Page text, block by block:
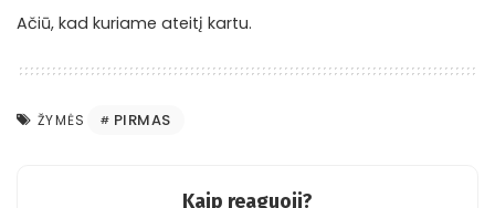
Ačiū, kad kuriame ateitį kartu.
ŽYMĖS PIRMAS
Kaip reaguoji?